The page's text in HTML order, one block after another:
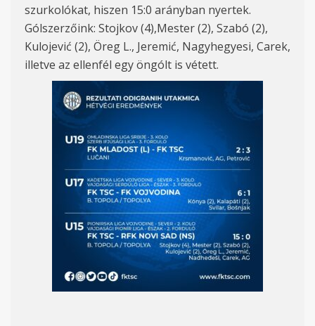
szurkolókat, hiszen 15:0 arányban nyertek.
Gólszerzőink: Stojkov (4),Mester (2), Szabó (2),
Kulojević (2), Öreg L., Jeremić, Nagyhegyesi, Carek,
illetve az ellenfél egyöngólt is vétett.